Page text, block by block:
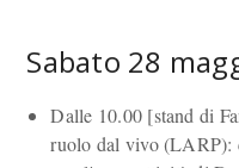
Sabato 28
Dalle 10.00 [stand di
ruolo dal vivo (LARP):